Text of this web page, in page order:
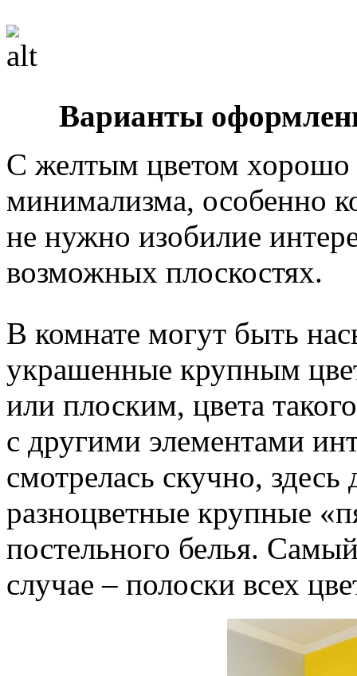
Варианты
С желтым цветом хорошо
минимализма, особенно
не нужно изобилие
возможных плоскостях.
В комнате могут быть
украшенные крупным
или плоским, цвета
с другими элементами
смотрелась скучно,
разноцветные крупные
постельного белья.
случае – полоски всех